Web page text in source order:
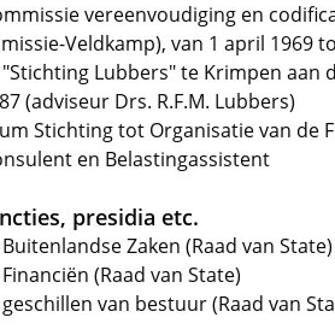
vereenvoudiging en
Veldkamp), van 1 april 1969
Lubbers" te Krimpen aan
(adviseur Drs. R.F.M. Lubbers)
Stichting tot Organisatie van de
en Belastingassistent
presidia etc.
Zaken (Raad van State)
(Raad van State)
van bestuur (Raad van